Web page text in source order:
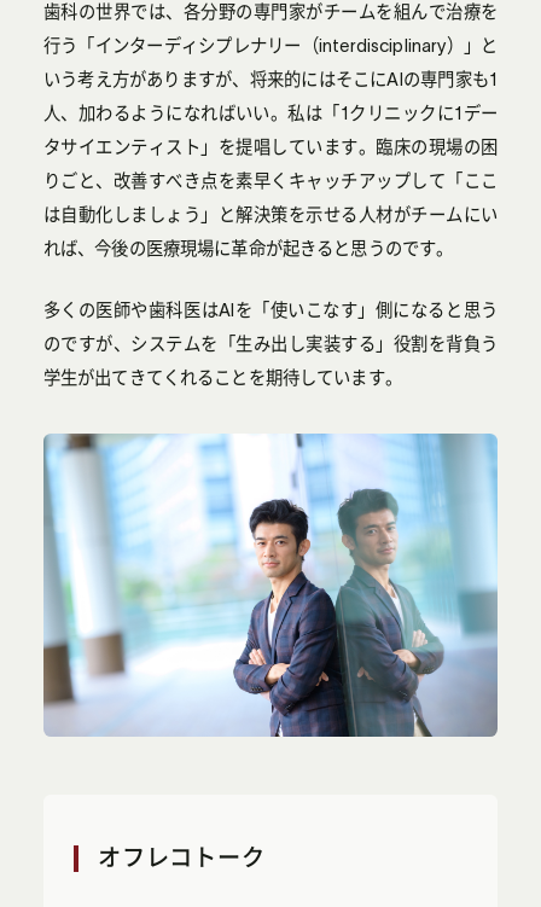
歯科の世界では、各分野の専門家がチームを組んで治療を
行う「インターディシプレナリー（interdisciplinary）」と
いう考え方がありますが、将来的にはそこにAIの専門家も1
人、加わるようになればいい。私は「1クリニックに1デー
タサイエンティスト」を提唱しています。臨床の現場の困
りごと、改善すべき点を素早くキャッチアップして「ここ
は自動化しましょう」と解決策を示せる人材がチームにい
れば、今後の医療現場に革命が起きると思うのです。
多くの医師や歯科医はAIを「使いこなす」側になると思う
のですが、システムを「生み出し実装する」役割を背負う
学生が出てきてくれることを期待しています。
オフレコトーク